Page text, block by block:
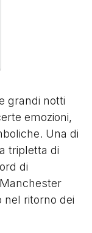
grandi notti
emozioni,
Una di
tripletta di
di
nel ritorno dei